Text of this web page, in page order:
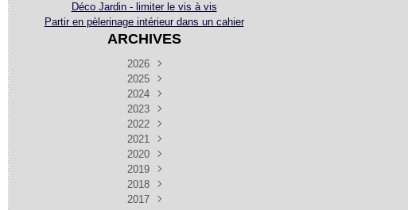
Déco Jardin - limiter le vis à vis
Partir en pèlerinage intérieur dans un cahier
ARCHIVES
2026
Juillet(5)
Juin
(4)
Mai
(3)
Avril
(3)
Mars
(3)
Janvier(1)
2025
Décembre
Novembre
Octobre
Septembre
Août
(1)
Juillet(2)
Juin
(1)
Mai
(1)
2024
Décembre
Novembre
Octobre
Septembre
Août
(2)
Juillet(4)
Juin
(4)
2023
Décembre
Novembre
Octobre
Septembre
Août
(2)
Juillet(1)
2022
Décembre
Novembre
Octobre
Septembre
Août
(4)
2021
Décembre
Novembre
Septembre
Août
(2)
2020
Décembre
Novembre
Octobre
2019
Décembre
Novembre
2018
Décembre
2017